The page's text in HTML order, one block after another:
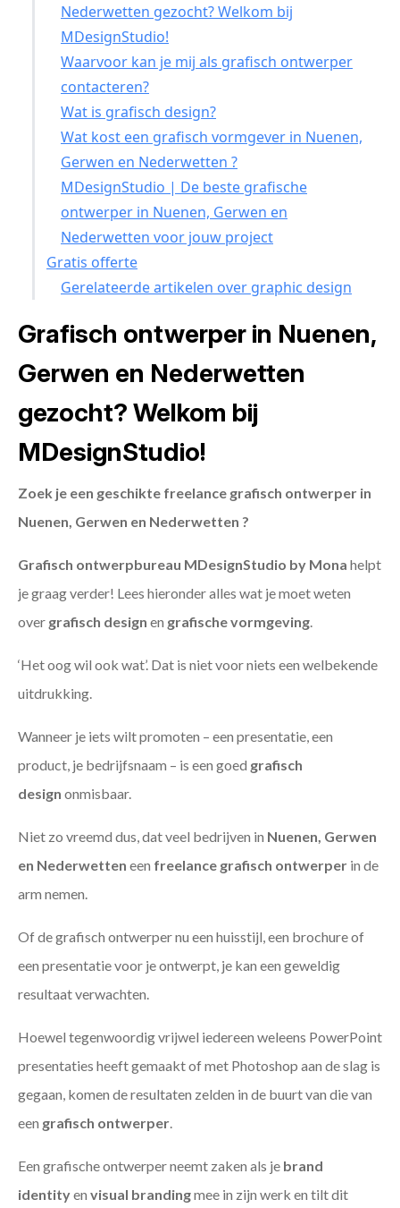
Nederwetten gezocht? Welkom bij
MDesignStudio!
Waarvoor kan je mij als grafisch ontwerper
contacteren?
Wat is grafisch design?
Wat kost een grafisch vormgever in Nuenen,
Gerwen en Nederwetten ?
MDesignStudio | De beste grafische
ontwerper in Nuenen, Gerwen en
Nederwetten voor jouw project
Gratis offerte
Gerelateerde artikelen over graphic design
Grafisch ontwerper in Nuenen,
Gerwen en Nederwetten
gezocht? Welkom bij
MDesignStudio!
Zoek je een geschikte freelance grafisch ontwerper in
Nuenen, Gerwen en Nederwetten ?
Grafisch ontwerpbureau MDesignStudio by Mona helpt
je graag verder! Lees hieronder alles wat je moet weten
over grafisch design en grafische vormgeving
‘Het oog wil ook wat’. Dat is niet voor niets een welbekende
uitdrukking.
Wanneer je iets wilt promoten – een presentatie, een
product, je bedrijfsnaam – is een goed grafisch
design onmisbaar.
Niet zo vreemd dus, dat veel bedrijven in Nuenen, Gerwen
en Nederwetten een freelance grafisch ontwerper in de
arm nemen.
Of de grafisch ontwerper nu een huisstijl, een brochure of
een presentatie voor je ontwerpt, je kan een geweldig
resultaat verwachten.
Hoewel tegenwoordig vrijwel iedereen weleens PowerPoint
presentaties heeft gemaakt of met Photoshop aan de slag is
gegaan, komen de resultaten zelden in de buurt van die van
een grafisch ontwerper
Een grafische ontwerper neemt zaken als je brand
identityen visual brandingmee in zijn werk en tilt dit